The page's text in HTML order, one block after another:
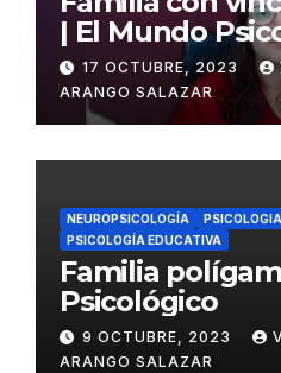
| El Mundo
17 OCTUBRE, 2023
ARANGO SALAZAR
NEUROPSICOLOGÍA
PSICOLOGÍA EDUCATIVA
Familia
Psicológico
9 OCTUBRE, 2023
ARANGO SALAZAR